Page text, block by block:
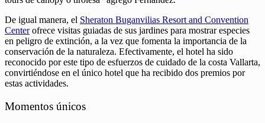
De igual manera, el Sheraton Buganvilias Resort and Convention
Centerofrece visitas guiadas de sus jardines para mostrar especies
en peligro de extinción, a la vez que fomenta la importancia de la
conservación de la naturaleza. Efectivamente, el hotel ha sido
reconocido por este tipo de esfuerzos de cuidado de la costa Vallarta,
convirtiéndose en el único hotel que ha recibido dos premios por
estas actividades.
Momentos únicos